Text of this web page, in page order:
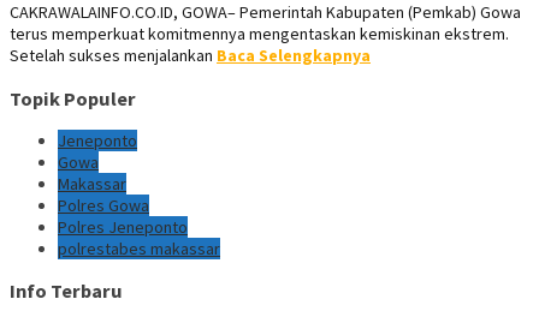
CAKRAWALAINFO.CO.ID, GOWA– Pemerintah Kabupaten (Pemkab) Gowa
terus memperkuat komitmennya mengentaskan kemiskinan ekstrem.
Setelah sukses menjalankan Baca Selengkapnya
Topik Populer
Jeneponto
Gowa
Makassar
Polres Gowa
Polres Jeneponto
polrestabes makassar
Info Terbaru